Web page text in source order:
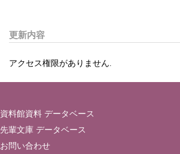
更新内容
アクセス権限がありません.
資料館資料 データベース
先輩文庫 データベース
お問い合わせ